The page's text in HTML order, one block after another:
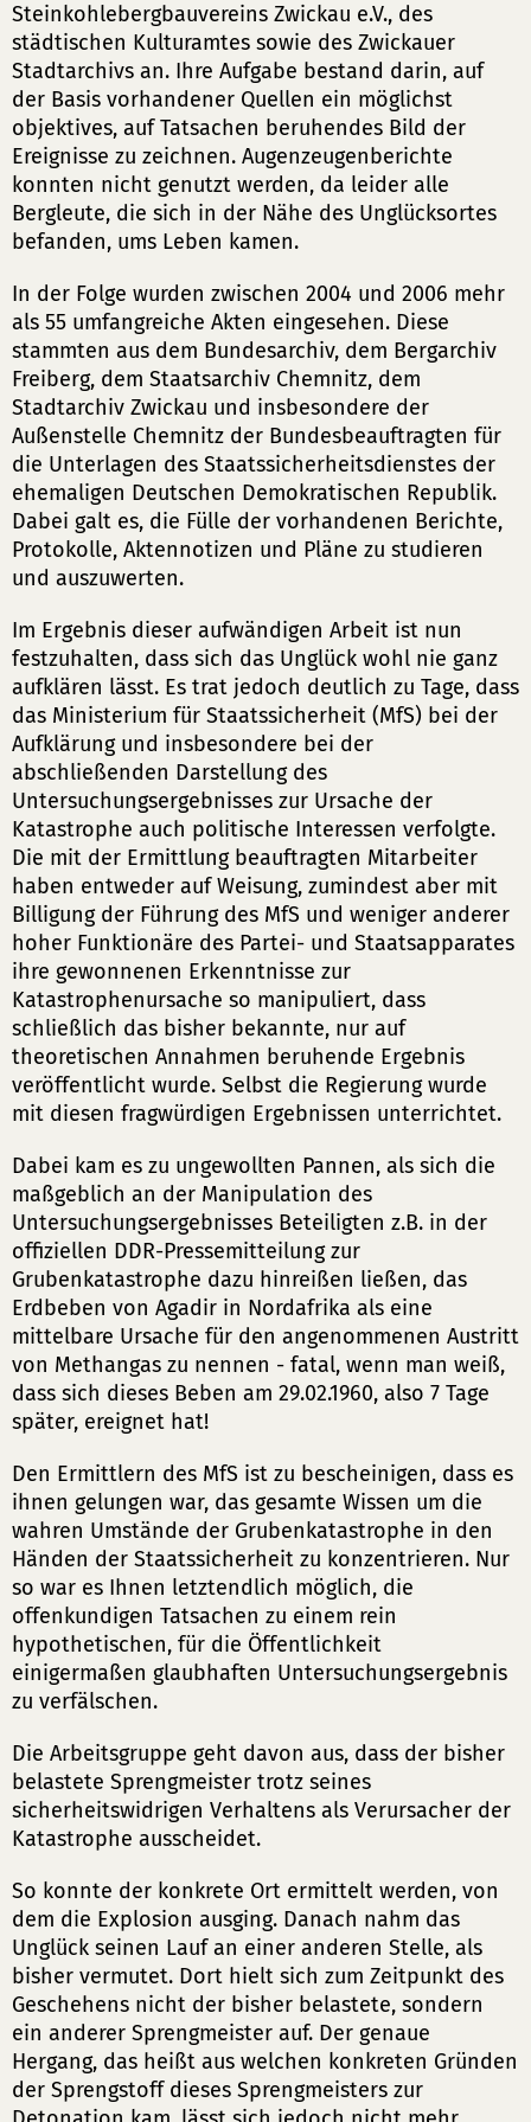
Steinkohlebergbauvereins Zwickau e.V., des
städtischen Kulturamtes sowie des Zwickauer
Stadtarchivs an. Ihre Aufgabe bestand darin, auf
der Basis vorhandener Quellen ein möglichst
objektives, auf Tatsachen beruhendes Bild der
Ereignisse zu zeichnen. Augenzeugenberichte
konnten nicht genutzt werden, da leider alle
Bergleute, die sich in der Nähe des Unglücksortes
befanden, ums Leben kamen.
In der Folge wurden zwischen 2004 und 2006 mehr
als 55 umfangreiche Akten eingesehen. Diese
stammten aus dem Bundesarchiv, dem Bergarchiv
Freiberg, dem Staatsarchiv Chemnitz, dem
Stadtarchiv Zwickau und insbesondere der
Außenstelle Chemnitz der Bundesbeauftragten für
die Unterlagen des Staatssicherheitsdienstes der
ehemaligen Deutschen Demokratischen Republik.
Dabei galt es, die Fülle der vorhandenen Berichte,
Protokolle, Aktennotizen und Pläne zu studieren
und auszuwerten.
Im Ergebnis dieser aufwändigen Arbeit ist nun
festzuhalten, dass sich das Unglück wohl nie ganz
aufklären lässt. Es trat jedoch deutlich zu Tage, dass
das Ministerium für Staatssicherheit (MfS) bei der
Aufklärung und insbesondere bei der
abschließenden Darstellung des
Untersuchungsergebnisses zur Ursache der
Katastrophe auch politische Interessen verfolgte.
Die mit der Ermittlung beauftragten Mitarbeiter
haben entweder auf Weisung, zumindest aber mit
Billigung der Führung des MfS und weniger anderer
hoher Funktionäre des Partei- und Staatsapparates
ihre gewonnenen Erkenntnisse zur
Katastrophenursache so manipuliert, dass
schließlich das bisher bekannte, nur auf
theoretischen Annahmen beruhende Ergebnis
veröffentlicht wurde. Selbst die Regierung wurde
mit diesen fragwürdigen Ergebnissen unterrichtet.
Dabei kam es zu ungewollten Pannen, als sich die
maßgeblich an der Manipulation des
Untersuchungsergebnisses Beteiligten z.B. in der
offiziellen DDR-Pressemitteilung zur
Grubenkatastrophe dazu hinreißen ließen, das
Erdbeben von Agadir in Nordafrika als eine
mittelbare Ursache für den angenommenen Austritt
von Methangas zu nennen - fatal, wenn man weiß,
dass sich dieses Beben am 29.02.1960, also 7 Tage
später, ereignet hat!
Den Ermittlern des MfS ist zu bescheinigen, dass es
ihnen gelungen war, das gesamte Wissen um die
wahren Umstände der Grubenkatastrophe in den
Händen der Staatssicherheit zu konzentrieren. Nur
so war es Ihnen letztendlich möglich, die
offenkundigen Tatsachen zu einem rein
hypothetischen, für die Öffentlichkeit
einigermaßen glaubhaften Untersuchungsergebnis
zu verfälschen.
Die Arbeitsgruppe geht davon aus, dass der bisher
belastete Sprengmeister trotz seines
sicherheitswidrigen Verhaltens als Verursacher der
Katastrophe ausscheidet.
So konnte der konkrete Ort ermittelt werden, von
dem die Explosion ausging. Danach nahm das
Unglück seinen Lauf an einer anderen Stelle, als
bisher vermutet. Dort hielt sich zum Zeitpunkt des
Geschehens nicht der bisher belastete, sondern
ein anderer Sprengmeister auf. Der genaue
Hergang, das heißt aus welchen konkreten Gründen
der Sprengstoff dieses Sprengmeisters zur